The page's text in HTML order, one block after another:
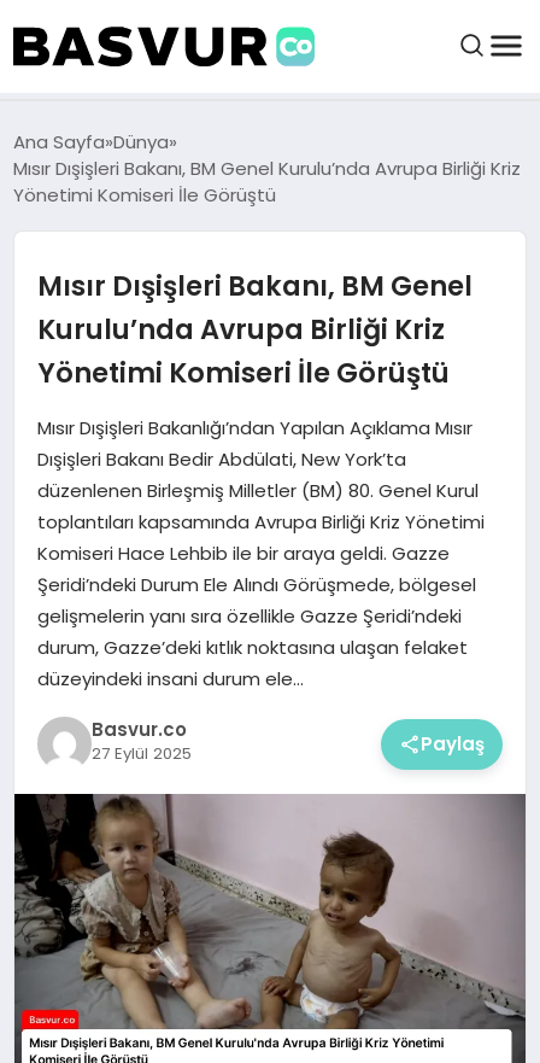
BAŞVURULAR
BAYILIKLER
HABERLER
KRIPTO HABER
Ana Sayfa Dünya
Mısır Dışişleri Bakanı, BM Genel Kurulu’nda Avrupa Birliği Kriz
Yönetimi Komiseri İle Görüştü
Mısır Dışişleri Bakanı, BM Genel
Kurulu’nda Avrupa Birliği Kriz
Yönetimi Komiseri İle Görüştü
Mısır Dışişleri Bakanlığı’ndan Yapılan Açıklama Mısır
Dışişleri Bakanı Bedir Abdülati, New York’ta
düzenlenen Birleşmiş Milletler (BM) 80. Genel Kurul
toplantıları kapsamında Avrupa Birliği Kriz Yönetimi
Komiseri Hace Lehbib ile bir araya geldi. Gazze
Şeridi’ndeki Durum Ele Alındı Görüşmede, bölgesel
gelişmelerin yanı sıra özellikle Gazze Şeridi’ndeki
durum, Gazze’deki kıtlık noktasına ulaşan felaket
düzeyindeki insani durum ele…
Basvur.co
27 Eylül 2025 Paylaş